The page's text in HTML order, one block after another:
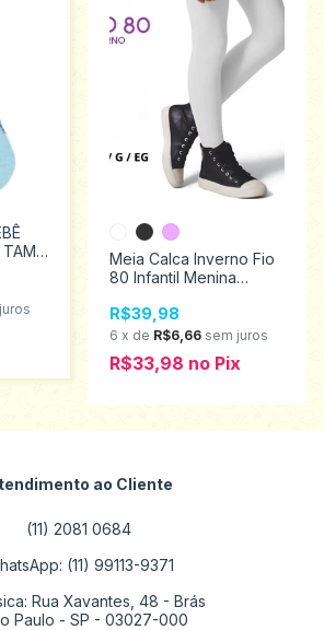
TAM
Meia Calca Inverno Fio
80 Infantil Menina
GG 9555.002
R$39,98
6 x de R$6,66 sem juros
R$33,98 no Pix
ao Cliente
(11) 2081 0684
(11) 99113-9371
Rua Xavantes, 48 - Brás
Paulo - SP - 03027-000